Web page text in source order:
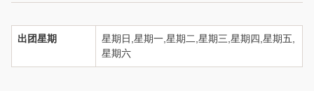
出团星期
星期日,星期一,星期二,星期三,星期四,星期五,
星期六